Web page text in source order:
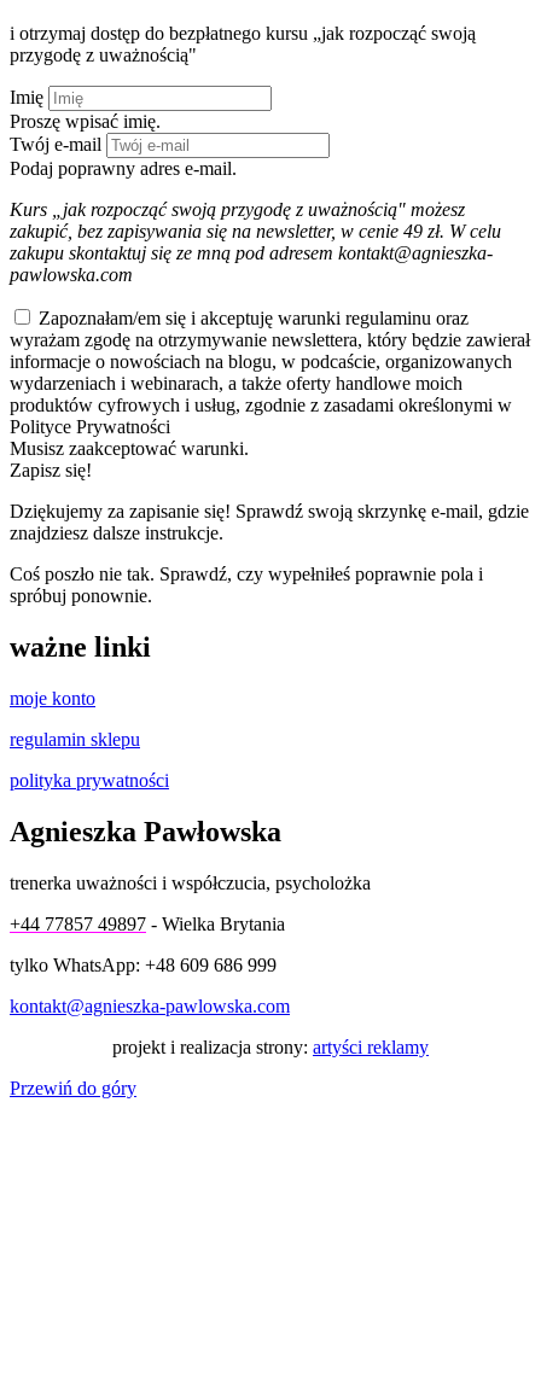
i otrzymaj dostęp do bezpłatnego kursu „jak rozpocząć swoją
przygodę z uważnością"
Imię
Proszę wpisać imię.
Twój e-mail
Podaj poprawny adres e-mail.
Kurs „jak rozpocząć swoją przygodę z uważnością" możesz
zakupić, bez zapisywania się na newsletter, w cenie 49 zł. W celu
zakupu skontaktuj się ze mną pod adresem kontakt@agnieszka-
pawlowska.com
Zapoznałam/em się i akceptuję warunki regulaminu oraz
wyrażam zgodę na otrzymywanie newslettera, który będzie zawierał
informacje o nowościach na blogu, w podcaście, organizowanych
wydarzeniach i webinarach, a także oferty handlowe moich
produktów cyfrowych i usług, zgodnie z zasadami określonymi w
Polityce Prywatności
Musisz zaakceptować warunki.
Zapisz się!
Dziękujemy za zapisanie się! Sprawdź swoją skrzynkę e-mail, gdzie
znajdziesz dalsze instrukcje.
Coś poszło nie tak. Sprawdź, czy wypełniłeś poprawnie pola i
spróbuj ponownie.
ważne linki
moje konto
regulamin sklepu
polityka prywatności
Agnieszka Pawłowska
trenerka uważności i współczucia, psycholożka
+44 77857 49897 - Wielka Brytania
tylko WhatsApp: +48 609 686 999
kontakt@agnieszka-pawlowska.com
projekt i realizacja strony: artyści reklamy
Przewiń do góry